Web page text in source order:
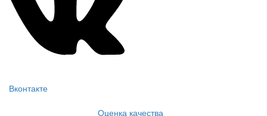
Вконтакте
Оценка качества